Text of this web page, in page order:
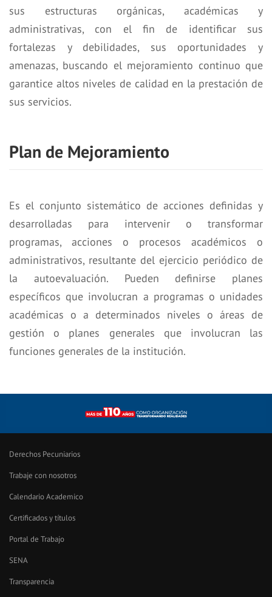
sus estructuras orgánicas, académicas y
administrativas, con el fin de identificar sus
fortalezas y debilidades, sus oportunidades y
amenazas, buscando el mejoramiento continuo que
garantice altos niveles de calidad en la prestación de
sus servicios.
Plan de Mejoramiento
Es el conjunto sistemático de acciones definidas y
desarrolladas para intervenir o transformar
programas, acciones o procesos académicos o
administrativos, resultante del ejercicio periódico de
la autoevaluación. Pueden definirse planes
específicos que involucran a programas o unidades
académicas o a determinados niveles o áreas de
gestión o planes generales que involucran las
funciones generales de la institución.
Derechos Pecuniarios
Trabaje con nosotros
Calendario Academico
Certificados y títulos
Portal de Trabajo
SENA
Transparencia